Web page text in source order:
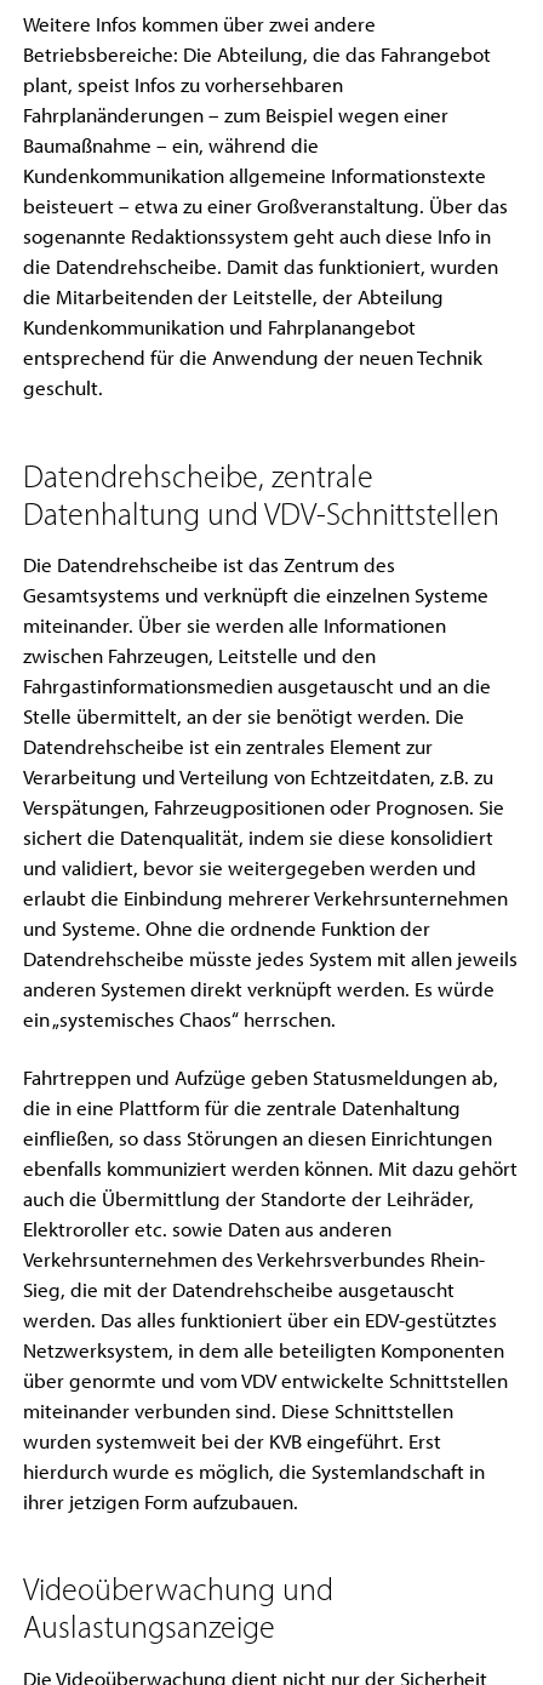
Weitere Infos kommen über zwei andere
Betriebsbereiche: Die Abteilung, die das Fahrangebot
plant, speist Infos zu vorhersehbaren
Fahrplanänderungen – zum Beispiel wegen einer
Baumaßnahme – ein, während die
Kundenkommunikation allgemeine Informationstexte
beisteuert – etwa zu einer Großveranstaltung. Über das
sogenannte Redaktionssystem geht auch diese Info in
die Datendrehscheibe. Damit das funktioniert, wurden
die Mitarbeitenden der Leitstelle, der Abteilung
Kundenkommunikation und Fahrplanangebot
entsprechend für die Anwendung der neuen Technik
geschult.
Datendrehscheibe, zentrale
Datenhaltung und VDV-Schnittstellen
Die Datendrehscheibe ist das Zentrum des
Gesamtsystems und verknüpft die einzelnen Systeme
miteinander. Über sie werden alle Informationen
zwischen Fahrzeugen, Leitstelle und den
Fahrgastinformationsmedien ausgetauscht und an die
Stelle übermittelt, an der sie benötigt werden. Die
Datendrehscheibe ist ein zentrales Element zur
Verarbeitung und Verteilung von Echtzeitdaten, z.B. zu
Verspätungen, Fahrzeugpositionen oder Prognosen. Sie
sichert die Datenqualität, indem sie diese konsolidiert
und validiert, bevor sie weitergegeben werden und
erlaubt die Einbindung mehrerer Verkehrsunternehmen
und Systeme. Ohne die ordnende Funktion der
Datendrehscheibe müsste jedes System mit allen jeweils
anderen Systemen direkt verknüpft werden. Es würde
ein „systemisches Chaos“ herrschen.
Fahrtreppen und Aufzüge geben Statusmeldungen ab,
die in eine Plattform für die zentrale Datenhaltung
einfließen, so dass Störungen an diesen Einrichtungen
ebenfalls kommuniziert werden können. Mit dazu gehört
auch die Übermittlung der Standorte der Leihräder,
Elektroroller etc. sowie Daten aus anderen
Verkehrsunternehmen des Verkehrsverbundes Rhein-
Sieg, die mit der Datendrehscheibe ausgetauscht
werden. Das alles funktioniert über ein EDV-gestütztes
Netzwerksystem, in dem alle beteiligten Komponenten
über genormte und vom VDV entwickelte Schnittstellen
miteinander verbunden sind. Diese Schnittstellen
wurden systemweit bei der KVB eingeführt. Erst
hierdurch wurde es möglich, die Systemlandschaft in
ihrer jetzigen Form aufzubauen.
Videoüberwachung und
Auslastungsanzeige
Die Videoüberwachung dient nicht nur der Sicherheit